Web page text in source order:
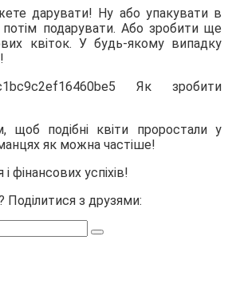
дарувати! Ну або упакувати в
потім подарувати. Або зробити ще
квіток. У будь-якому випадку
подібні квіти проростали у
як можна частіше!
фінансових успіхів!
Поділитися з друзями: